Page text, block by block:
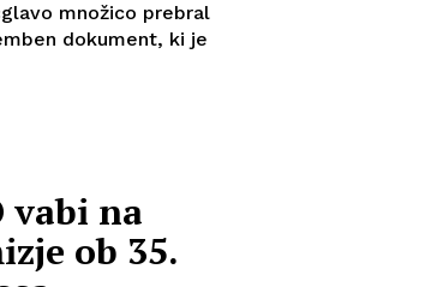
množico prebral
dokument, ki je
vabi na
ob 35.